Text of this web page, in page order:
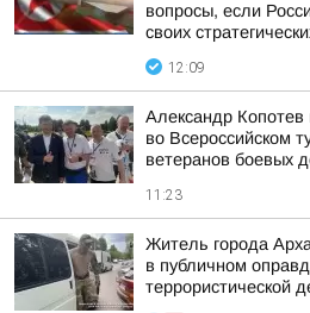
вопросы, если
своих
12:09
Александр
во Всероссийском
ветеранов боевых
11:23
Житель города
в публичном
террористической